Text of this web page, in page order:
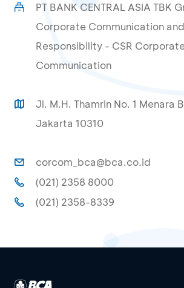
PT BANK CENTRAL ASIA TBK
Corporate Communication
Responsibility - CSR
Communication
Jl. M.H. Thamrin No. 1 Menara
Jakarta 10310
corcom_bca@bca.co.id
(021) 2358 8000
(021) 2358-8339